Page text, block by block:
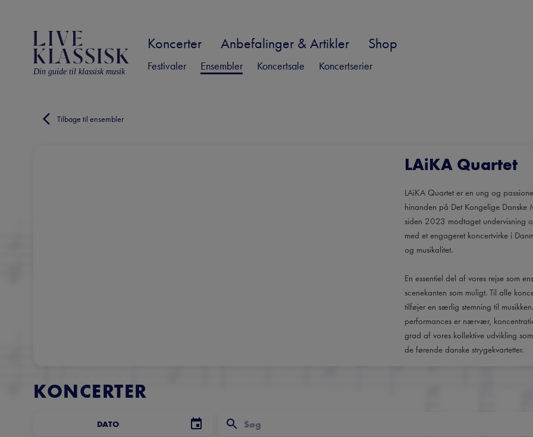
Din guide til klassisk musik
Koncerter Anbefalinger & Artikler Shop
Festivaler Ensembler Koncertsale Koncertserier
Tilbage til ensembler
LAiKA Quartet
LAiKA Quartet er en ung og
hinanden på Det Kongelige Danske
siden 2023 modtaget undervisning
med et engageret koncertvirke i
og musikalitet.
En essentiel del af vores rejse som
scenekanten som muligt. Til alle
tilføjer en særlig stemning til
performances er nærvær,
grad af vores kollektive udvikling
de førende danske strygekvartetter.
KONCERTER
DATO